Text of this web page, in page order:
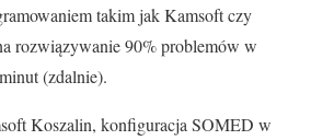
takim jak Kamsoft czy
rozwiązywanie 90% problemów w
(zdalnie).
Koszalin, konfiguracja SOMED w